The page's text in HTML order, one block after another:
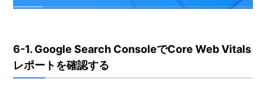
6-1. Google Search ConsoleでCore Web Vitals
レポートを確認する